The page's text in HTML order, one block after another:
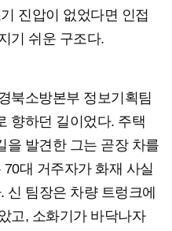
진압이 없었다면 인접
기 쉬운 구조다.
북소방본부 정보기획팀
향하던 길이었다. 주택
을 발견한 그는 곧장 차를
대 거주자가 화재 사실
신 팀장은 차량 트렁크에
고, 소화기가 바닥나자